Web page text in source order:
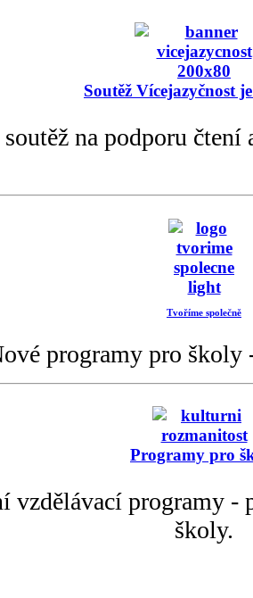
Soutěž Vícejazyčnost
na podporu
Tvoříme společně
programy pro
Programy pro
programy -
školy.